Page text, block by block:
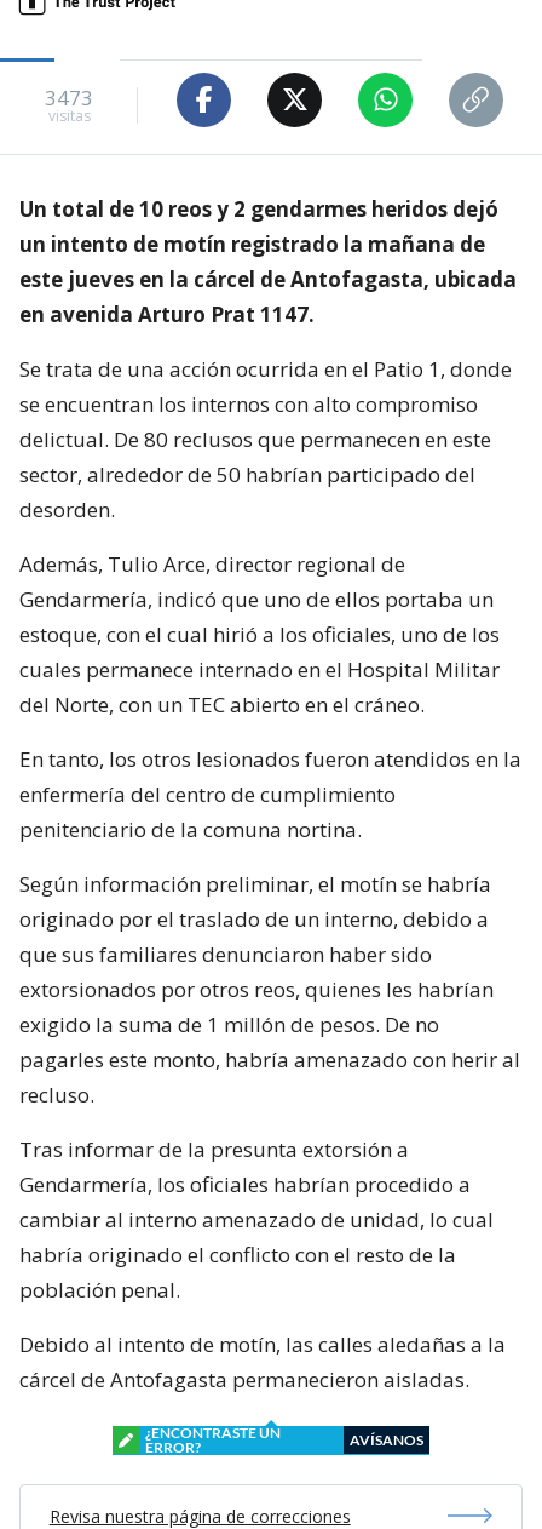
3473
visitas
Un total de 10 reos y 2 gendarmes heridos dejó
un intento de motín registrado la mañana de
este jueves en la cárcel de Antofagasta, ubicada
en avenida Arturo Prat 1147.
Se trata de una acción ocurrida en el Patio 1, donde
se encuentran los internos con alto compromiso
delictual. De 80 reclusos que permanecen en este
sector, alrededor de 50 habrían participado del
desorden.
Además, Tulio Arce, director regional de
Gendarmería, indicó que uno de ellos portaba un
estoque, con el cual hirió a los oficiales, uno de los
cuales permanece internado en el Hospital Militar
del Norte, con un TEC abierto en el cráneo.
En tanto, los otros lesionados fueron atendidos en la
enfermería del centro de cumplimiento
penitenciario de la comuna nortina.
Según información preliminar, el motín se habría
originado por el traslado de un interno, debido a
que sus familiares denunciaron haber sido
extorsionados por otros reos, quienes les habrían
exigido la suma de 1 millón de pesos. De no
pagarles este monto, habría amenazado con herir al
recluso.
Tras informar de la presunta extorsión a
Gendarmería, los oficiales habrían procedido a
cambiar al interno amenazado de unidad, lo cual
habría originado el conflicto con el resto de la
población penal.
Debido al intento de motín, las calles aledañas a la
cárcel de Antofagasta permanecieron aisladas.
¿ENCONTRASTE UN
ERROR?
AVÍSANOS
Revisa nuestra página de correcciones